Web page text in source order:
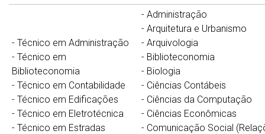
- Técnico em Administração
- Técnico em
Biblioteconomia
- Técnico em Contabilidade
- Técnico em Edificações
- Técnico em Eletrotécnica
- Técnico em Estradas
- Administração
- Arquitetura e Urbanismo
- Arquivologia
- Biblioteconomia
- Biologia
- Ciências Contábeis
- Ciências da Computação
- Ciências Econômicas
- Comunicação Social